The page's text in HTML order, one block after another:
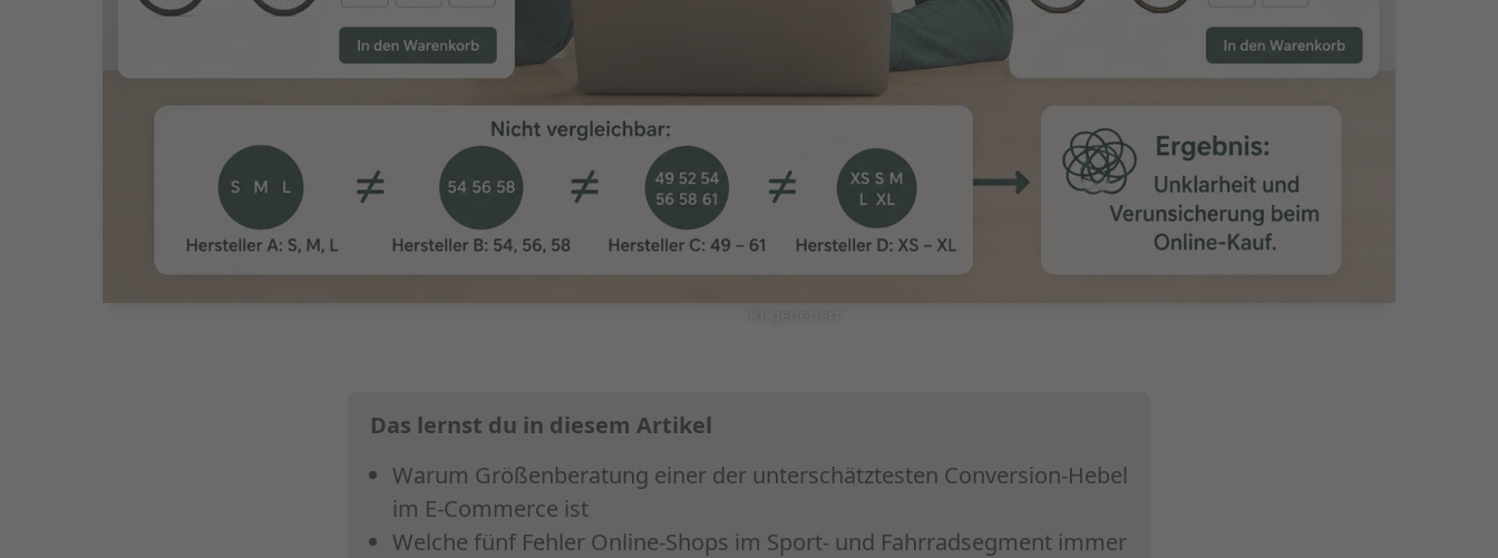
Das lernst du in diesem Artikel
Warum Größenberatung einer der unterschätztesten Conversion-Hebel
im E-Commerce ist
Welche fünf Fehler Online-Shops im Sport- und Fahrradsegment immer